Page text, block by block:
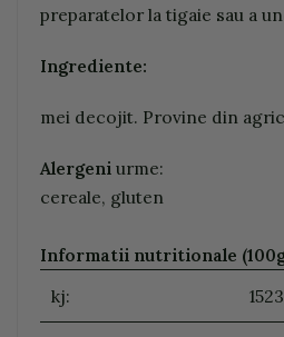
preparatelor la tigaie sau a
Ingrediente:
mei decojit. Provine din
Alergeni urme:
cereale, gluten
Informatii nutritionale
kj:
1523